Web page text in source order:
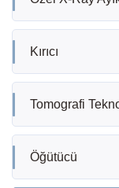
Kırıcı
Tomografi
Öğütücü